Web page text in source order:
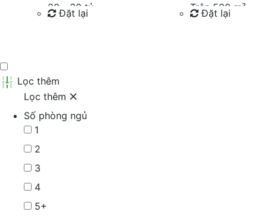
20 - 30 tỷ
30 - 40 tỷ
Đặt lại
Trên 500 m²
Đặt lại
Lọc thêm
Lọc thêm
Số phòng ngủ
1
2
3
4
5+